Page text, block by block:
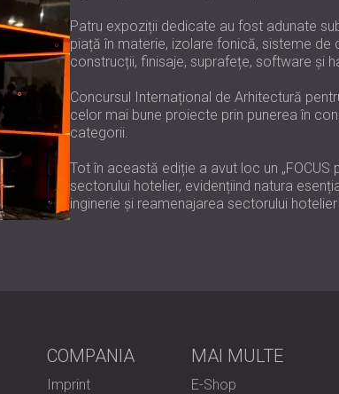
Patru expoziții dedicate au fost adunate
piață în materie, izolare fonică, sisteme de
construcții, finisaje, suprafețe, software și
Concursul Internațional de Arhitectură
celor mai bune proiecte prin punerea în
categorii.
Tot în această ediție a avut loc un
sectorului hotelier, evidențiind natura
inginerie și reamenajarea sectorului
COMPANIA
Imprint
MAI MULTE
E-Shop